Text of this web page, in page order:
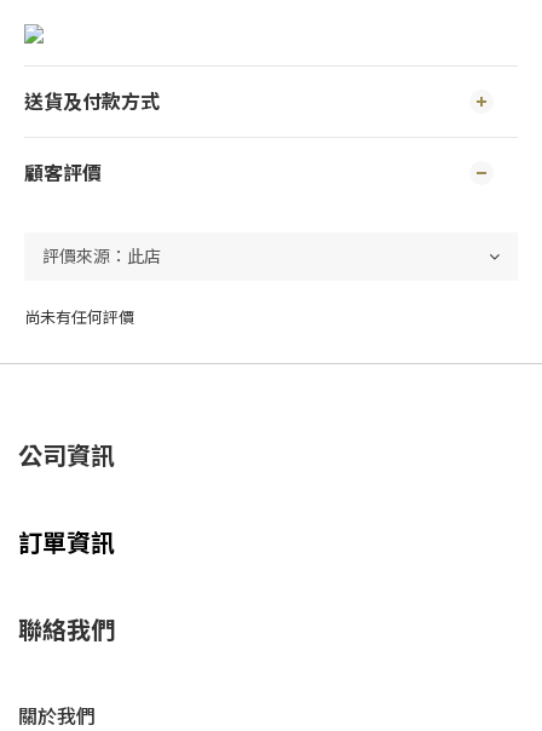
送貨及付款方式
顧客評價
尚未有任何評價
公司資訊
訂單資訊
聯絡我們
關於我們